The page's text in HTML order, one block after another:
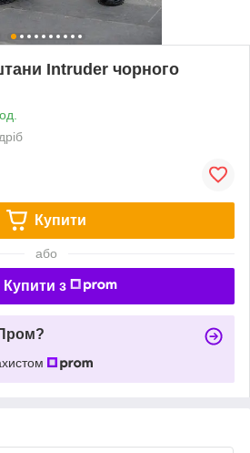
Intruder чорного
Купити
або
Купити з